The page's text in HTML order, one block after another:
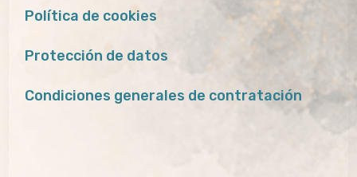
Política de cookies
Protección de datos
Condiciones generales de contratación